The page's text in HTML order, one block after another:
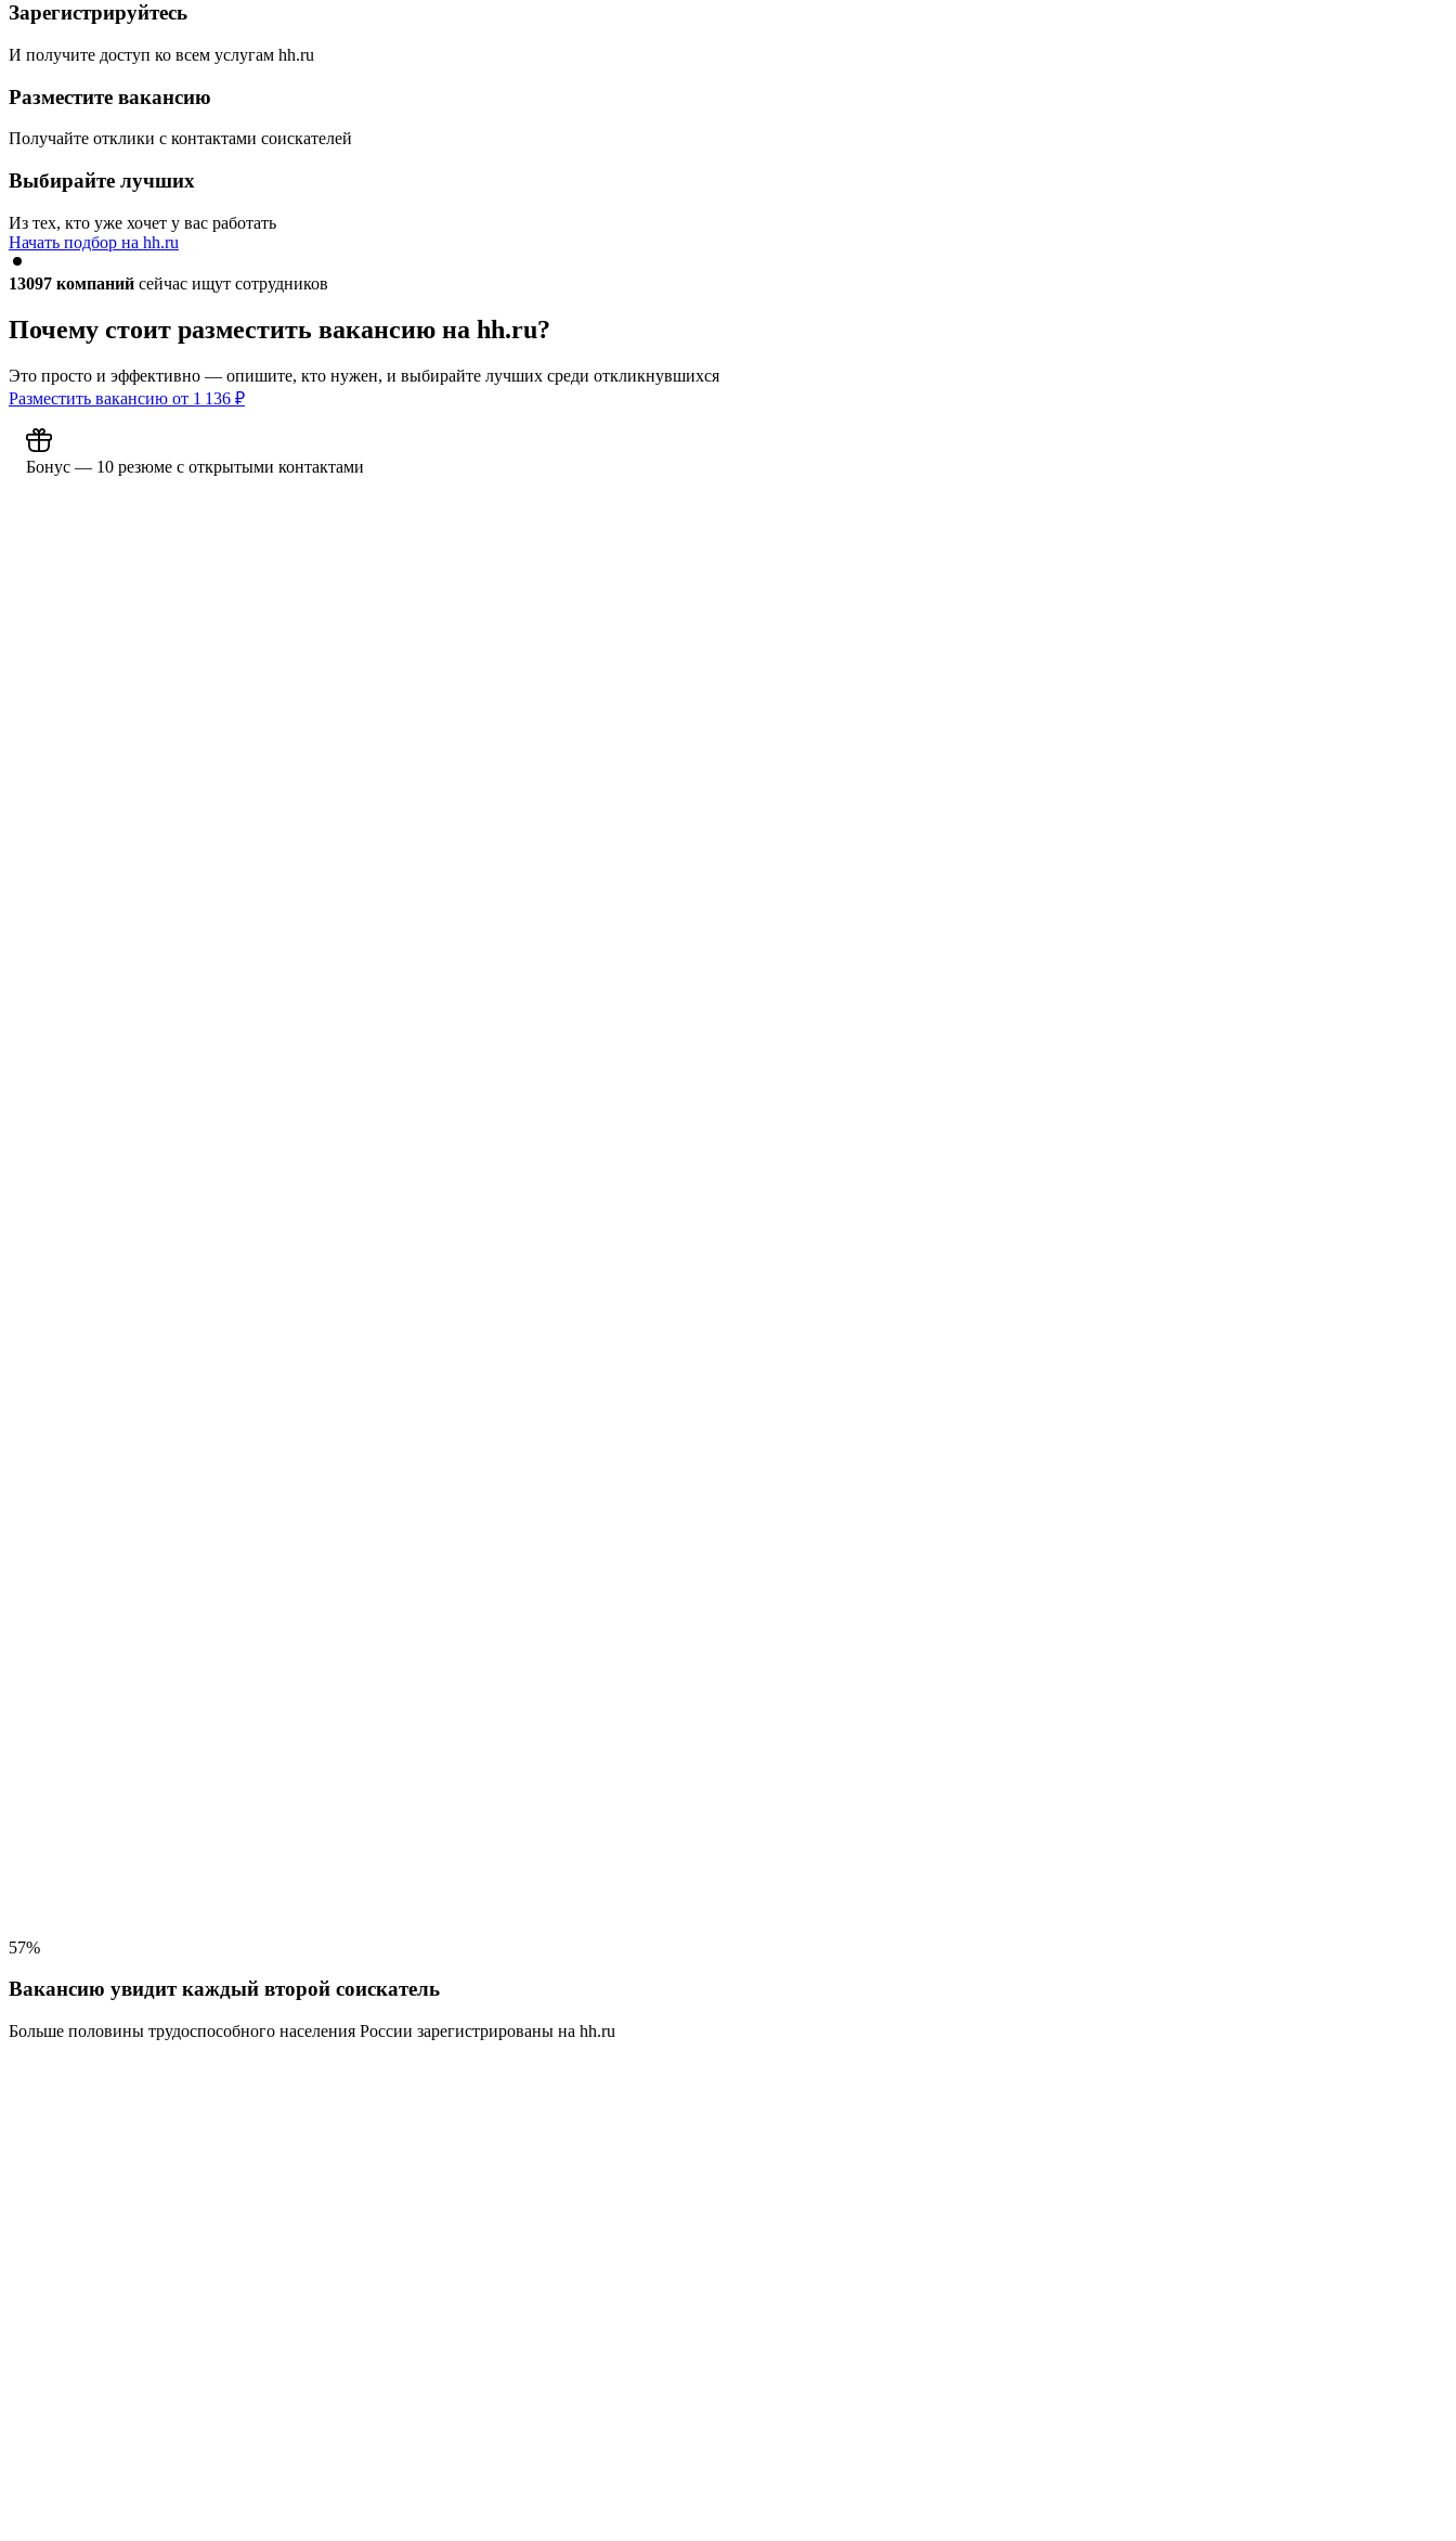
Зарегистрируйтесь
И получите доступ ко всем услугам hh.ru
Разместите вакансию
Получайте отклики с контактами соискателей
Выбирайте лучших
Из тех, кто уже хочет у вас работать
Начать подбор на hh.ru
13097 компаний сейчас ищут сотрудников
Почему стоит разместить вакансию на hh.ru?
Это просто и эффективно — опишите, кто нужен, и выбирайте лучших среди откликнувшихся
Разместить вакансию от 1 136 ₽
Бонус — 10 резюме с открытыми контактами
57%
Вакансию увидит каждый второй соискатель
Больше половины трудоспособного населения России зарегистрированы на hh.ru